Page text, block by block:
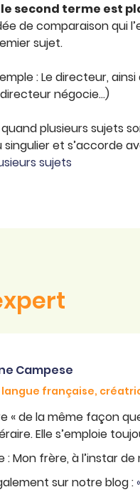
le second terme est
de comparaison qui
sujet.
: Le directeur,
négocie…)
plusieurs sujets
singulier et s’accorde
sujets
Campese
française,
« de la même façon
Elle s’emploie
: Mon frère, à l’instar
sur notre blog :